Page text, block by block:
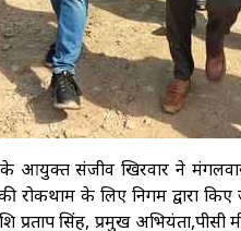
संजीव खिरवार ने मंगलवार को
के लिए निगम द्वारा किए जा
प्रताप सिंह, प्रमुख